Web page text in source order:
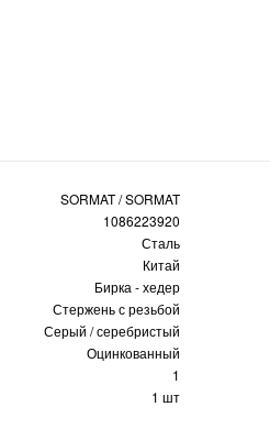
SORMAT / SORMAT
1086223920
Сталь
Китай
Бирка - хедер
Стержень с резьбой
Серый / серебристый
Оцинкованный
1
1 шт